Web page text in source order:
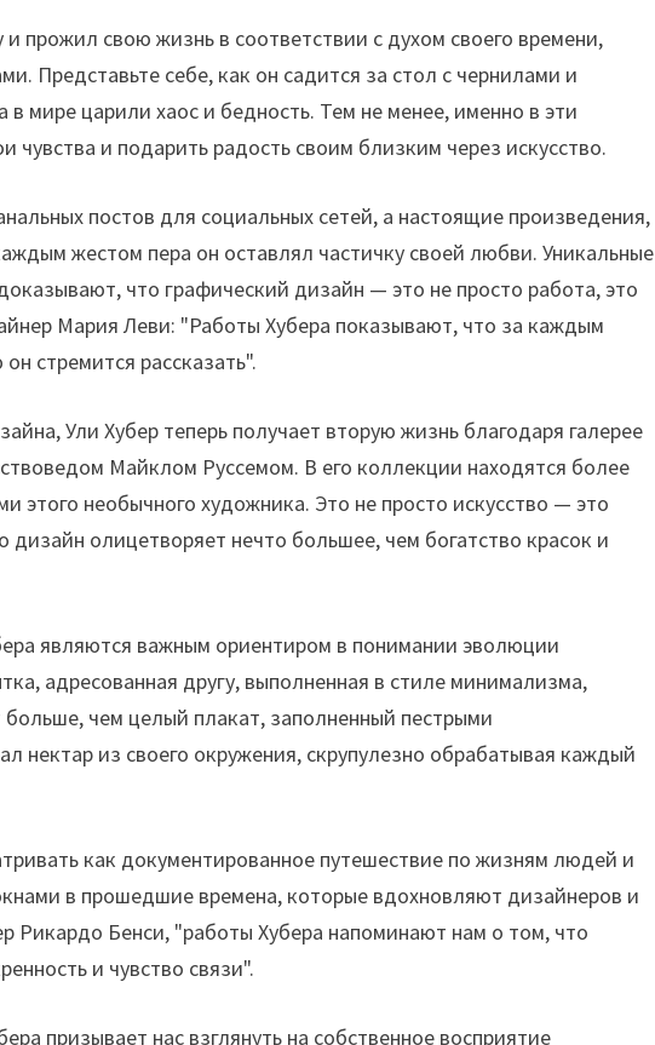
прожил свою жизнь в соответствии с духом своего времени,
Представьте себе, как он садится за стол с чернилами и
мире царили хаос и бедность. Тем не менее, именно в эти
чувства и подарить радость своим близким через искусство.
постов для социальных сетей, а настоящие произведения,
жестом пера он оставлял частичку своей любви. Уникальные
что графический дизайн — это не просто работа, это
Мария Леви: "Работы Хубера показывают, что за каждым
стремится рассказать".
Ули Хубер теперь получает вторую жизнь благодаря галерее
Майклом Руссемом. В его коллекции находятся более
этого необычного художника. Это не просто искусство — это
олицетворяет нечто большее, чем богатство красок и
являются важным ориентиром в понимании эволюции
адресованная другу, выполненная в стиле минимализма,
чем целый плакат, заполненный пестрыми
нектар из своего окружения, скрупулезно обрабатывая каждый
как документированное путешествие по жизням людей и
в прошедшие времена, которые вдохновляют дизайнеров и
Рикардо Бенси, "работы Хубера напоминают нам о том, что
и чувство связи".
призывает нас взглянуть на собственное восприятие